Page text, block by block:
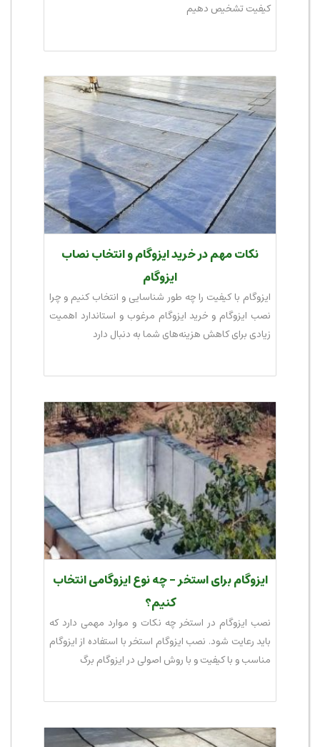
کیفیت تشخیص دهیم
نکات مهم در خرید ایزوگام و انتخاب نصاب
ایزوگام
ایزوگام با کیفیت را چه طور شناسایی و انتخاب کنیم و چرا
نصب ایزوگام و خرید ایزوگام مرغوب و استاندارد اهمیت
زیادی برای کاهش هزینه‌های شما به دنبال دارد
ایزوگام برای استخر - چه نوع ایزوگامی انتخاب
کنیم؟
نصب ایزوگام در استخر چه نکات و موارد مهمی دارد که
باید رعایت شود. نصب ایزوگام استخر با استفاده از ایزوگام
مناسب و با کیفیت و با روش اصولی در ایزوگام برگ